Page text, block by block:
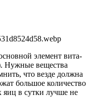
элемент вита-
Нужные вещества
что везде должна
большое количество
яиц в сутки лучше не